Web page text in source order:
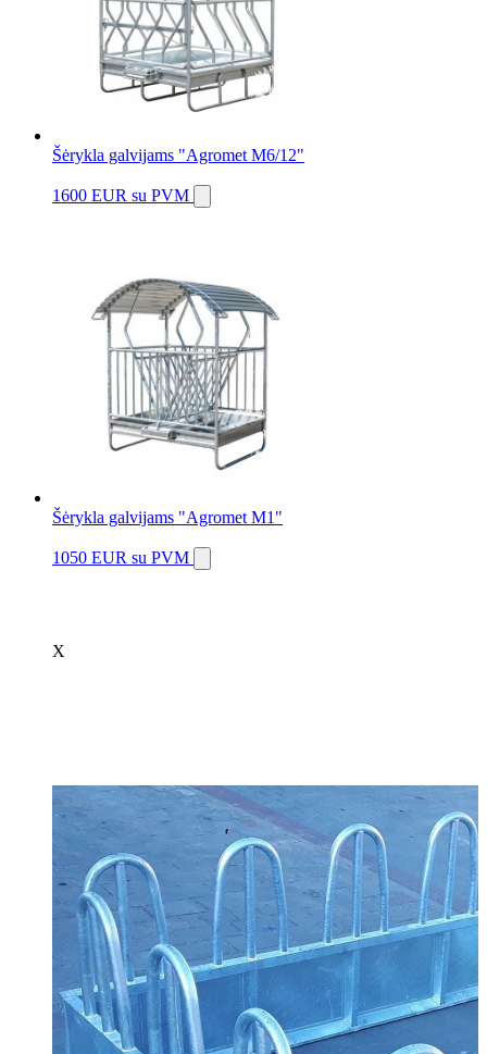
Šėrykla galvijams "Agromet M6/12"
1600 EUR su PVM
Šėrykla galvijams "Agromet M1"
1050 EUR su PVM
X